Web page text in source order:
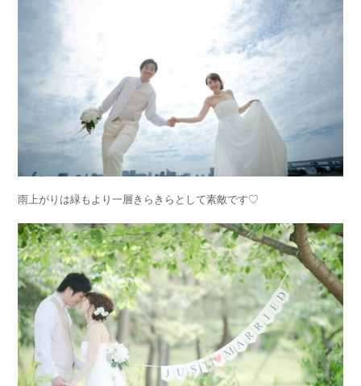
雨上がりは緑もより一層きらきらとして素敵です♡